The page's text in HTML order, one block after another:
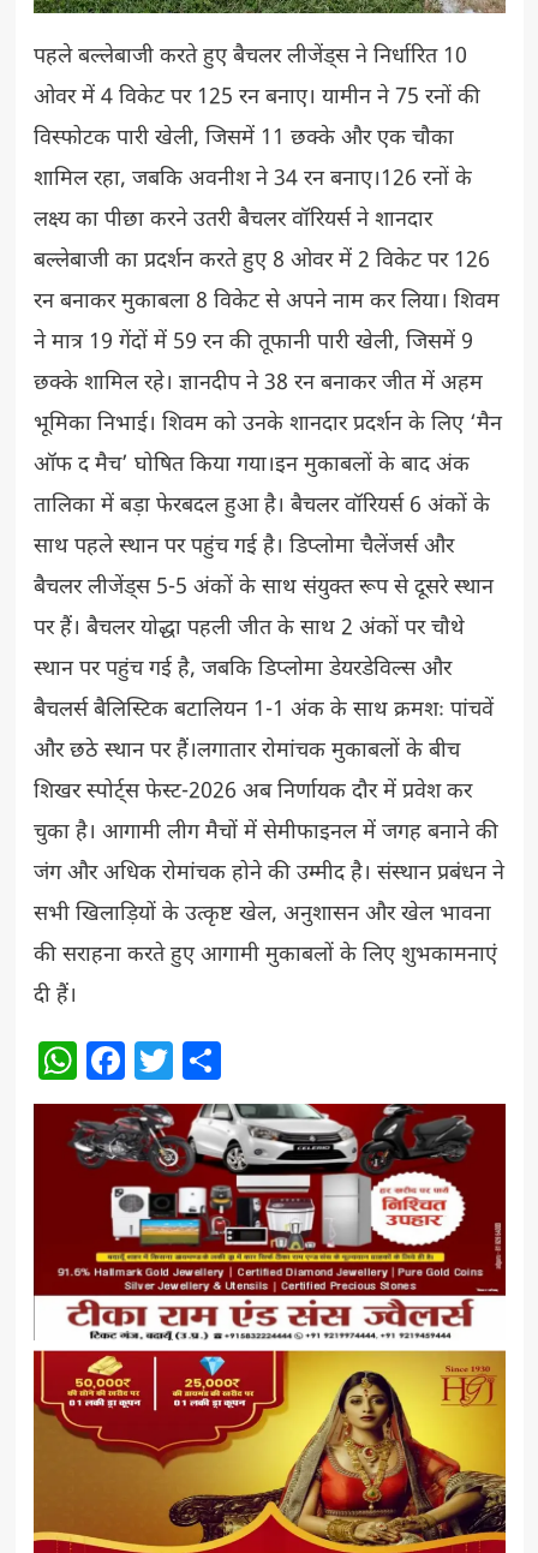
पहले बल्लेबाजी करते हुए बैचलर लीजेंड्स ने निर्धारित 10
ओवर में 4 विकेट पर 125 रन बनाए। यामीन ने 75 रनों की
विस्फोटक पारी खेली, जिसमें 11 छक्के और एक चौका
शामिल रहा, जबकि अवनीश ने 34 रन बनाए।126 रनों के
लक्ष्य का पीछा करने उतरी बैचलर वॉरियर्स ने शानदार
बल्लेबाजी का प्रदर्शन करते हुए 8 ओवर में 2 विकेट पर 126
रन बनाकर मुकाबला 8 विकेट से अपने नाम कर लिया। शिवम
ने मात्र 19 गेंदों में 59 रन की तूफानी पारी खेली, जिसमें 9
छक्के शामिल रहे। ज्ञानदीप ने 38 रन बनाकर जीत में अहम
भूमिका निभाई। शिवम को उनके शानदार प्रदर्शन के लिए ‘मैन
ऑफ द मैच’ घोषित किया गया।इन मुकाबलों के बाद अंक
तालिका में बड़ा फेरबदल हुआ है। बैचलर वॉरियर्स 6 अंकों के
साथ पहले स्थान पर पहुंच गई है। डिप्लोमा चैलेंजर्स और
बैचलर लीजेंड्स 5-5 अंकों के साथ संयुक्त रूप से दूसरे स्थान
पर हैं। बैचलर योद्धा पहली जीत के साथ 2 अंकों पर चौथे
स्थान पर पहुंच गई है, जबकि डिप्लोमा डेयरडेविल्स और
बैचलर्स बैलिस्टिक बटालियन 1-1 अंक के साथ क्रमशः पांचवें
और छठे स्थान पर हैं।लगातार रोमांचक मुकाबलों के बीच
शिखर स्पोर्ट्स फेस्ट-2026 अब निर्णायक दौर में प्रवेश कर
चुका है। आगामी लीग मैचों में सेमीफाइनल में जगह बनाने की
जंग और अधिक रोमांचक होने की उम्मीद है। संस्थान प्रबंधन ने
सभी खिलाड़ियों के उत्कृष्ट खेल, अनुशासन और खेल भावना
की सराहना करते हुए आगामी मुकाबलों के लिए शुभकामनाएं
दी हैं।
WhatsApp
Facebook
Twitter
Share